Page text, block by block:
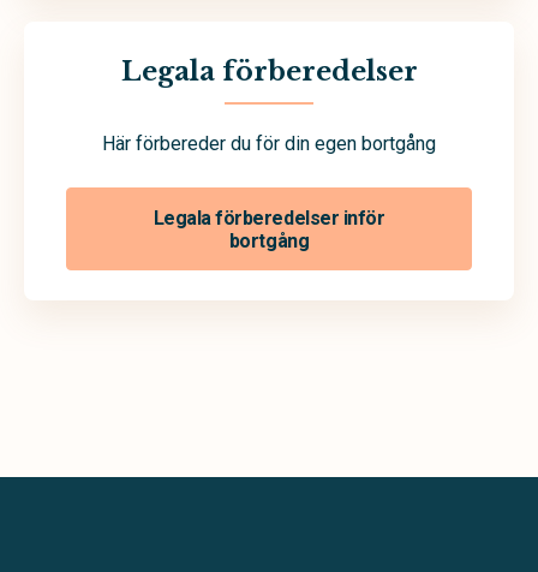
Legala förberedelser
Här förbereder du för din egen bortgång
Legala förberedelser inför
bortgång